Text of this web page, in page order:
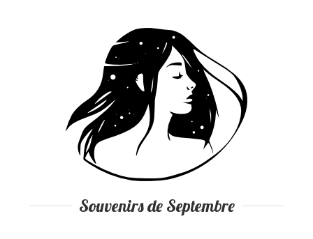
Souvenirs de Septembre